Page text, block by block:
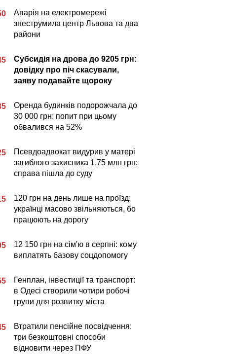
Аварія на електромережі
знеструмила центр Львова та два
райони
Субсидія на дрова до 9205 грн:
довідку про піч скасували,
заяву подавайте щороку
Оренда будинків подорожчала до
30 000 грн: попит при цьому
обвалився на 52%
Псевдоадвокат видурив у матері
загиблого захисника 1,75 млн грн:
справа пішла до суду
120 грн на день лише на проїзд:
українці масово звільняються, бо
працюють на дорогу
12 150 грн на сім'ю в серпні: кому
виплатять базову соцдопомогу
Генплан, інвестиції та транспорт:
в Одесі створили чотири робочі
групи для розвитку міста
Втратили пенсійне посвідчення:
три безкоштовні способи
відновити через ПФУ